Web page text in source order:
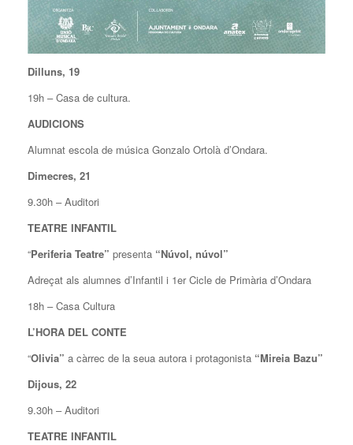
Dilluns, 19
19h – Casa de cultura.
AUDICIONS
Alumnat escola de música Gonzalo Ortolà d’Ondara.
Dimecres, 21
9.30h – Auditori
TEATRE INFANTIL
“Periferia Teatre” presenta “Núvol, núvol”
Adreçat als alumnes d’Infantil i 1er Cicle de Primària d’Ondara
18h – Casa Cultura
L’HORA DEL CONTE
“Olivia” a càrrec de la seua autora i protagonista “Mireia Bazu”
Dijous, 22
9.30h – Auditori
TEATRE INFANTIL